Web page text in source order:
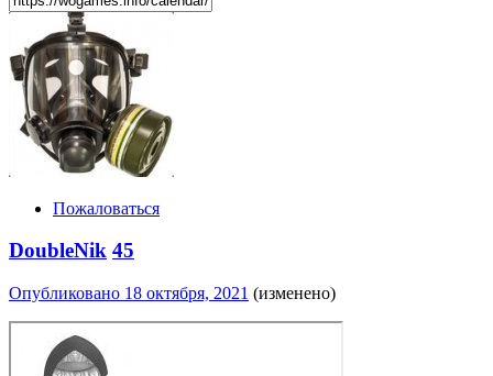
Пожаловаться
DoubleNik 45
Опубликовано 18 октября, 2021 (изменено)